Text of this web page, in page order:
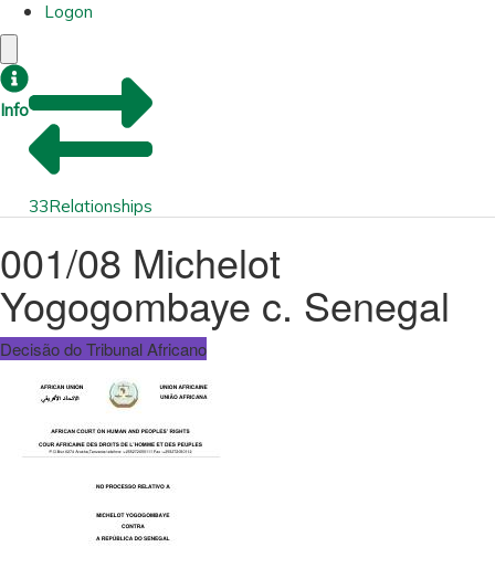
Logon
Info
33Relationships
001/08 Michelot
Yogogombaye c. Senegal
Decisão do Tribunal Africano